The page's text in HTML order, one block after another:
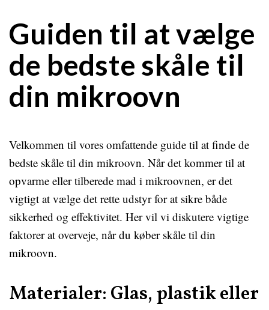
Guiden til at vælge
de bedste skåle til
din mikroovn
Velkommen til vores omfattende guide til at finde de
bedste skåle til din mikroovn. Når det kommer til at
opvarme eller tilberede mad i mikroovnen, er det
vigtigt at vælge det rette udstyr for at sikre både
sikkerhed og effektivitet. Her vil vi diskutere vigtige
faktorer at overveje, når du køber skåle til din
mikroovn.
Materialer: Glas, plastik eller